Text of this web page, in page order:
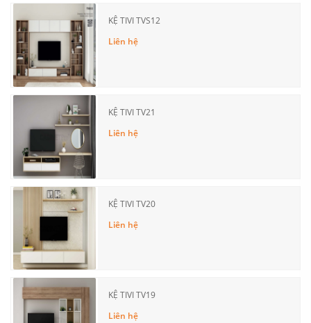
KỆ TIVI TVS12
Liên hệ
KỆ TIVI TV21
Liên hệ
KỆ TIVI TV20
Liên hệ
KỆ TIVI TV19
Liên hệ